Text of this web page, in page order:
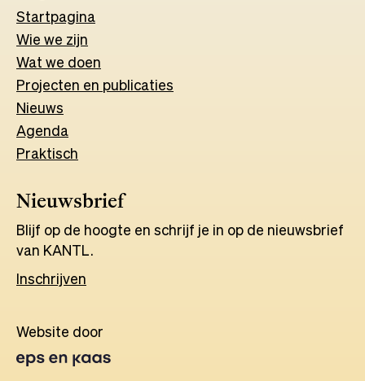
Startpagina
Wie we zijn
Wat we doen
Projecten en publicaties
Nieuws
Agenda
Praktisch
Nieuwsbrief
Blijf op de hoogte en schrijf je in op de nieuwsbrief
van KANTL.
Inschrijven
Website door
in